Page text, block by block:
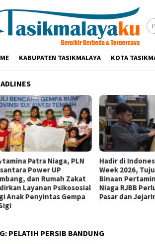
KABUPATEN TASIKMALAYA KOTA
Hadir di Indonesia Fashion
Week 2026, Tujuh Mitra
Binaan Pertamina Patra
Niaga RJBB Perluas Akses
Pasar dan Jejaring Bisnis
Kapolres
Silaturahmi
Ajak
Kamtibmas
PELATIH PERSIB BANDUNG